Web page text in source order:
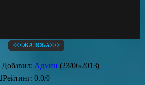
<<<ЖАЛОБА>>>
Добавил: Админ (23/06/2013)
Рейтинг: 0.0/0